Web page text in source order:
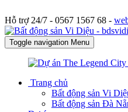
Hỗ trợ 24/7 - 0567 1567 68 -
Toggle navigation Menu
Trang chủ
Bất động sản Vi
Bất động sản Đà